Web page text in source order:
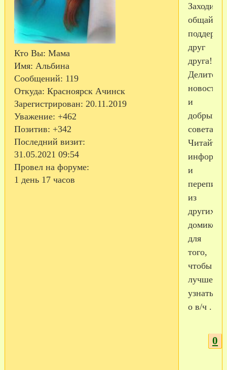
Кто Вы: Мама
Имя: Альбина
Сообщений: 119
Откуда: Красноярск Ачинск
Зарегистрирован: 20.11.2019
Уважение: +462
Позитив: +342
Последний визит:
31.05.2021 09:54
Провел на форуме:
1 день 17 часов
Заходите,
друг
друга!
Делитесь
и
добрыми
советами!
Читайте
и
из
других
домиков
для
того,
чтобы
лучше
узнать
о в/ч .
0